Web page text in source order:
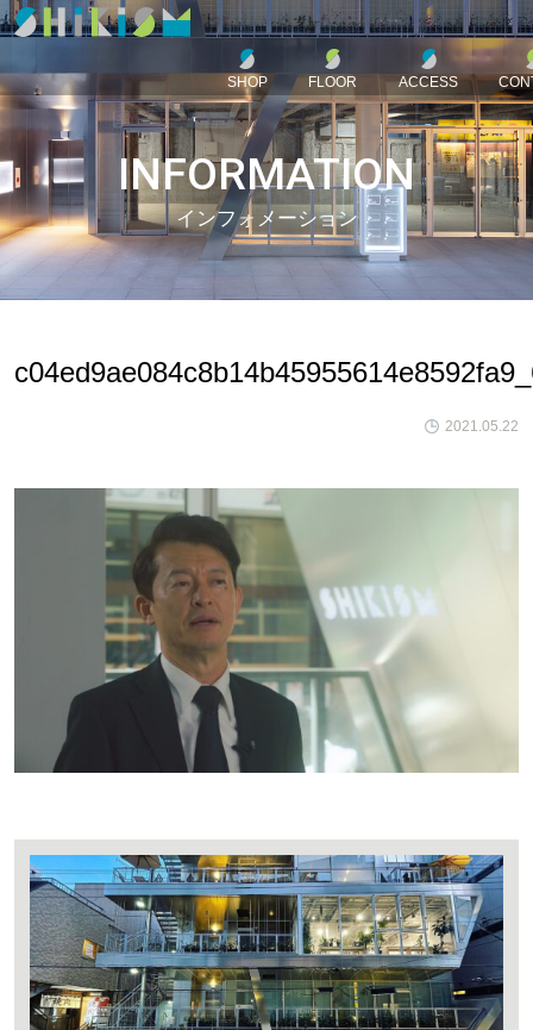
SHOP FLOOR ACCESS
INFORMATION
インフォメーション
2021.05.22